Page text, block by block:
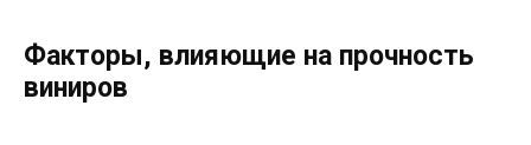
Факторы, влияющие на прочность
виниров